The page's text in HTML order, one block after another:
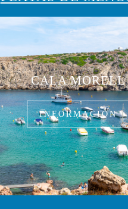
CALA MORELL
INFORMACIÓN